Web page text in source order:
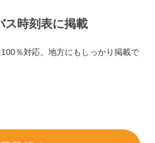
ス時刻表に掲載
％対応。地方にもしっかり掲載で